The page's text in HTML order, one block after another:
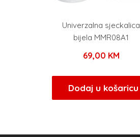
Univerzalna sjeckalica
bijela MMR08A1
69,00 KM
Dodaj u košaricu